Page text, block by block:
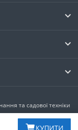
КУПИТИ
та садової техніки